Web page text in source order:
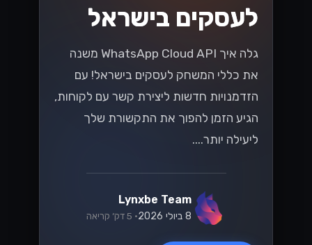
לעסקים בישראל
גלה איך WhatsApp Cloud API משנה
את כללי המשחק לעסקים בישראל! עם
הזדמנויות חדשות ליצירת קשר עם לקוחות,
הגיע הזמן להפוך את התקשורת שלך
ליעילה יותר....
Lynxbe Team
8 ביולי 2026 • 5 דק׳ קריאה